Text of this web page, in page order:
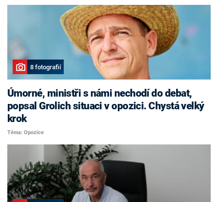
8 fotografií
Úmorné, ministři s námi nechodí do debat,
popsal Grolich situaci v opozici. Chystá velký
krok
Téma: Opozice